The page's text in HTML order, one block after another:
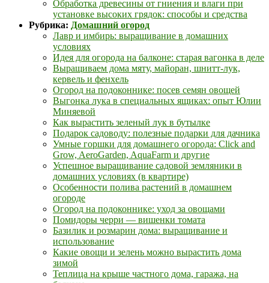
Обработка древесины от гниения и влаги при
установке высоких грядок: способы и средства
Рубрика: Домашний огород
Лавр и имбирь: выращивание в домашних
условиях
Идея для огорода на балконе: старая вагонка в деле
Выращиваем дома мяту, майоран, шнитт-лук,
кервель и фенхель
Огород на подоконнике: посев семян овощей
Выгонка лука в специальных ящиках: опыт Юлии
Миняевой
Как вырастить зеленый лук в бутылке
Подарок садоводу: полезные подарки для дачника
Умные горшки для домашнего огорода: Click and
Grow, AeroGarden, AquaFarm и другие
Успешное выращивание садовой земляники в
домашних условиях (в квартире)
Особенности полива растений в домашнем
огороде
Огород на подоконнике: уход за овощами
Помидоры черри — вишенки томата
Базилик и розмарин дома: выращивание и
использование
Какие овощи и зелень можно вырастить дома
зимой
Теплица на крыше частного дома, гаража, на